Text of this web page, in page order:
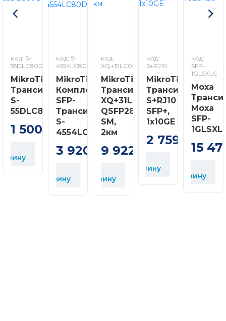
код: S-
55DLC80D
MikroTik
Трансивер
S-
55DLC80D
1 500 грн
код: S-
4554LC80D
MikroTik
Комплект
SFP-
Трансиверів
S-
4554LC80D
3 920
грн
корзину
код:
XQ+31LC02D
MikroTik
Трансивер
XQ+31LC02D
QSFP28,
SM,
2км
9 922
корзину
код:
S+RJ10
MikroTik
Трансивер
S+RJ10
SFP+,
1x10GE
2 759
грн
корзину
код:
SFP-
1GLSXLC
Moxa
Moxa
SFP-
15
корзину